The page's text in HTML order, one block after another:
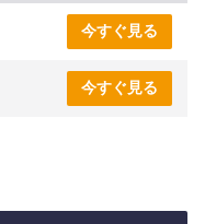
今すぐ見る
今すぐ見る